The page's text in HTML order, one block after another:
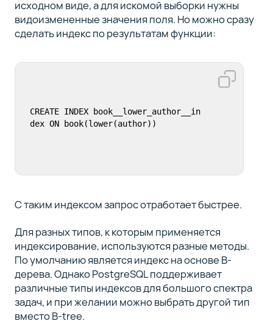
исходном виде, а для искомой выборки нужны
видоизмененные значения поля. Но можно сразу
сделать индекс по результатам функции:
CREATE INDEX book__lower_author__in
С таким индексом запрос отработает быстрее.
Для разных типов, к которым применяется
индексирование, используются разные методы.
По умолчанию является индекс на основе B-
дерева. Однако PostgreSQL поддерживает
различные типы индексов для большого спектра
задач, и при желании можно выбрать другой тип
вместо B-tree.